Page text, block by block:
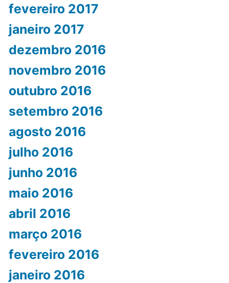
fevereiro 2017
janeiro 2017
dezembro 2016
novembro 2016
outubro 2016
setembro 2016
agosto 2016
julho 2016
junho 2016
maio 2016
abril 2016
março 2016
fevereiro 2016
janeiro 2016